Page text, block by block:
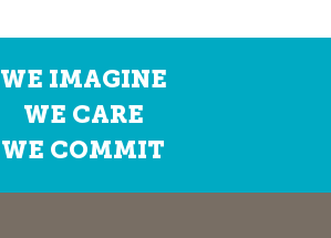
WE IMAGINE
WE CARE
WE COMMIT